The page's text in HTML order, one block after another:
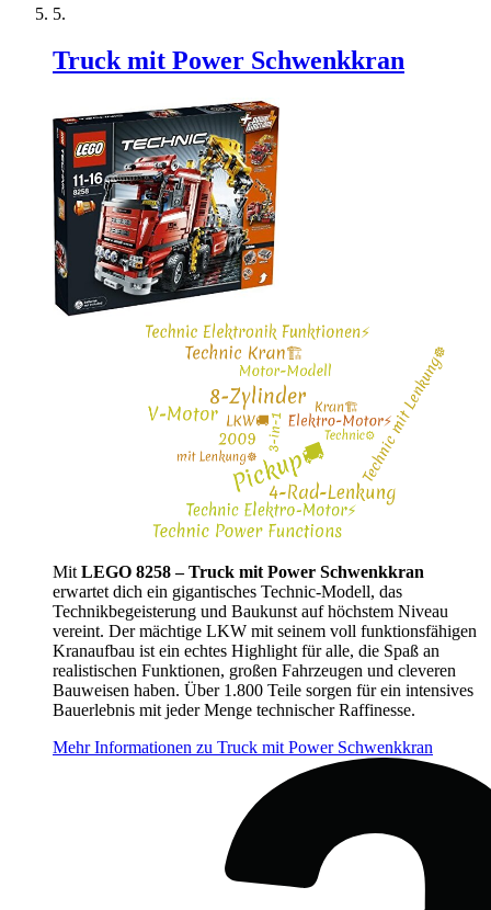
Truck mit Power Schwenkkran
Mit LEGO 8258 – Truck mit Power Schwenkkran
erwartet dich ein gigantisches Technic-Modell, das
Technikbegeisterung und Baukunst auf höchstem Niveau
vereint. Der mächtige LKW mit seinem voll funktionsfähigen
Kranaufbau ist ein echtes Highlight für alle, die Spaß an
realistischen Funktionen, großen Fahrzeugen und cleveren
Bauweisen haben. Über 1.800 Teile sorgen für ein intensives
Bauerlebnis mit jeder Menge technischer Raffinesse.
Mehr Informationen zu Truck mit Power Schwenkkran